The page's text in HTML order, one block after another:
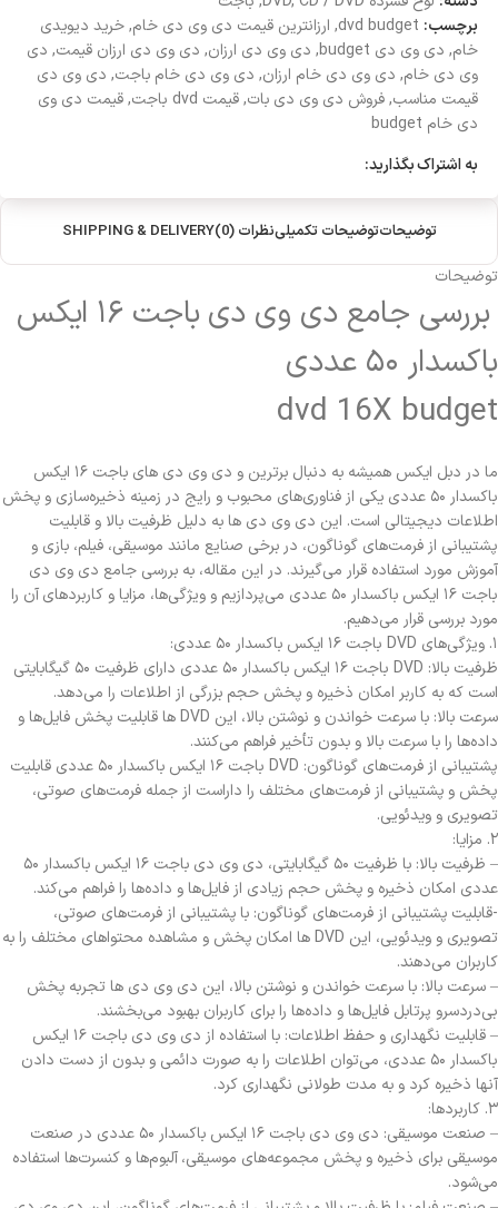
برچسب: dvd budget
, ارزانترین قیمت دی وی دی خام,خرید دیویدی
خام, دی وی دی budget , دی وی دی ارزان, دی وی دی ارزان قیمت, دی
وی دی خام, دی وی دی خام ارزان, دی وی دی خام باجت, دی وی دی
قیمت مناسب,فروش دی وی دی بات,قیمت dvd باجت ,قیمت دی وی
دی خام budget
به اشتراک بگذارید:
توضیحاتتوضیحات تکمیلینظرات (0) SHIPPING & DELIVERY
توضیحات
بررسی جامع دی وی دی باجت ۱۶ ایکس
باکسدار ۵۰ عددی
dvd 16X budget
ما در دبل ایکس همیشه به دنبال برترین و دی وی دی های باجت ۱۶ ایکس
باکسدار ۵۰ عددی یکی از فناوری‌های محبوب و رایج در زمینه ذخیره‌سازی و پخش
اطلاعات دیجیتالی است. این دی وی دی ها به دلیل ظرفیت بالا و قابلیت
پشتیبانی از فرمت‌های گوناگون، در برخی صنایع مانند موسیقی، فیلم، بازی و
آموزش مورد استفاده قرار می‌گیرند. در این مقاله، به بررسی جامع دی وی دی
باجت ۱۶ ایکس باکسدار ۵۰ عددی می‌پردازیم و ویژگی‌ها، مزایا و کاربردهای آن را
مورد بررسی قرار می‌دهیم.
۱. ویژگی‌های DVD باجت ۱۶ ایکس باکسدار ۵۰ عددی:
ظرفیت بالا: DVD باجت ۱۶ ایکس باکسدار ۵۰ عددی دارای ظرفیت ۵۰ گیگابایتی
است که به کاربر امکان ذخیره و پخش حجم بزرگی از اطلاعات را می‌دهد.
سرعت بالا: با سرعت خواندن و نوشتن بالا، این DVD ها قابلیت پخش فایل‌ها و
داده‌ها را با سرعت بالا و بدون تأخیر فراهم می‌کنند.
پشتیبانی از فرمت‌های گوناگون: DVD باجت ۱۶ ایکس باکسدار ۵۰ عددی قابلیت
پخش و پشتیبانی از فرمت‌های مختلف را داراست از جمله فرمت‌های صوتی،
تصویری و ویدئویی.
۲. مزایا:
– ظرفیت بالا: با ظرفیت ۵۰ گیگابایتی، دی وی دی باجت ۱۶ ایکس باکسدار ۵۰
عددی امکان ذخیره و پخش حجم زیادی از فایل‌ها و داده‌ها را فراهم می‌کند.
-قابلیت پشتیبانی از فرمت‌های گوناگون: با پشتیبانی از فرمت‌های صوتی،
تصویری و ویدئویی، این DVD ها امکان پخش و مشاهده محتواهای مختلف را به
کاربران می‌دهند.
– سرعت بالا: با سرعت خواندن و نوشتن بالا، این دی وی دی ها تجربه پخش
بی‌دردسرو پرتابل فایل‌ها و داده‌ها را برای کاربران بهبود می‌بخشند.
– قابلیت نگهداری و حفظ اطلاعات: با استفاده از دی وی دی باجت ۱۶ ایکس
باکسدار ۵۰ عددی، می‌توان اطلاعات را به صورت دائمی و بدون از دست دادن
آنها ذخیره کرد و به مدت طولانی نگهداری کرد.
۳. کاربردها:
– صنعت موسیقی: دی وی دی باجت ۱۶ ایکس باکسدار ۵۰ عددی در صنعت
موسیقی برای ذخیره و پخش مجموعه‌های موسیقی، آلبوم‌ها و کنسرت‌ها استفاده
می‌شود.